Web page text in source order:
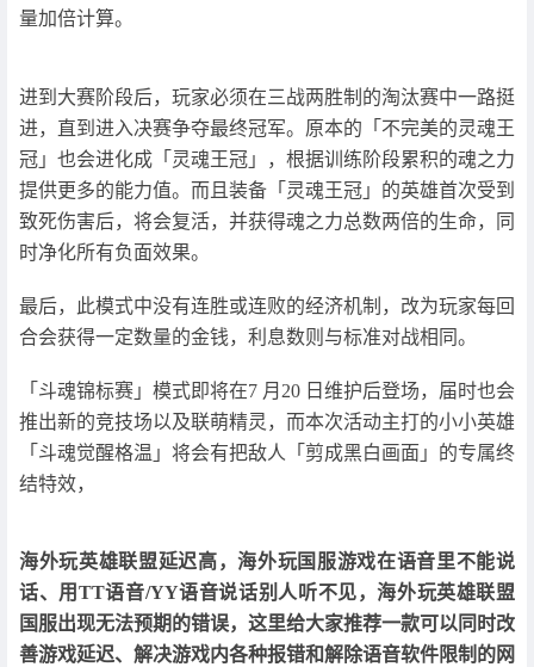
量加倍计算。
进到大赛阶段后，玩家必须在三战两胜制的淘汰赛中一路挺
进，直到进入决赛争夺最终冠军。原本的「不完美的灵魂王
冠」也会进化成「灵魂王冠」，根据训练阶段累积的魂之力
提供更多的能力值。而且装备「灵魂王冠」的英雄首次受到
致死伤害后，将会复活，并获得魂之力总数两倍的生命，同
时净化所有负面效果。
最后，此模式中没有连胜或连败的经济机制，改为玩家每回
合会获得一定数量的金钱，利息数则与标准对战相同。
「斗魂锦标赛」模式即将在7 月20 日维护后登场，届时也会
推出新的竞技场以及联萌精灵，而本次活动主打的小小英雄
「斗魂觉醒格温」将会有把敌人「剪成黑白画面」的专属终
结特效，
海外玩英雄联盟延迟高，海外玩国服游戏在语音里不能说
话、用TT语音/YY语音说话别人听不见，海外玩英雄联盟
国服出现无法预期的错误，这里给大家推荐一款可以同时改
善游戏延迟、解决游戏内各种报错和解除语音软件限制的网